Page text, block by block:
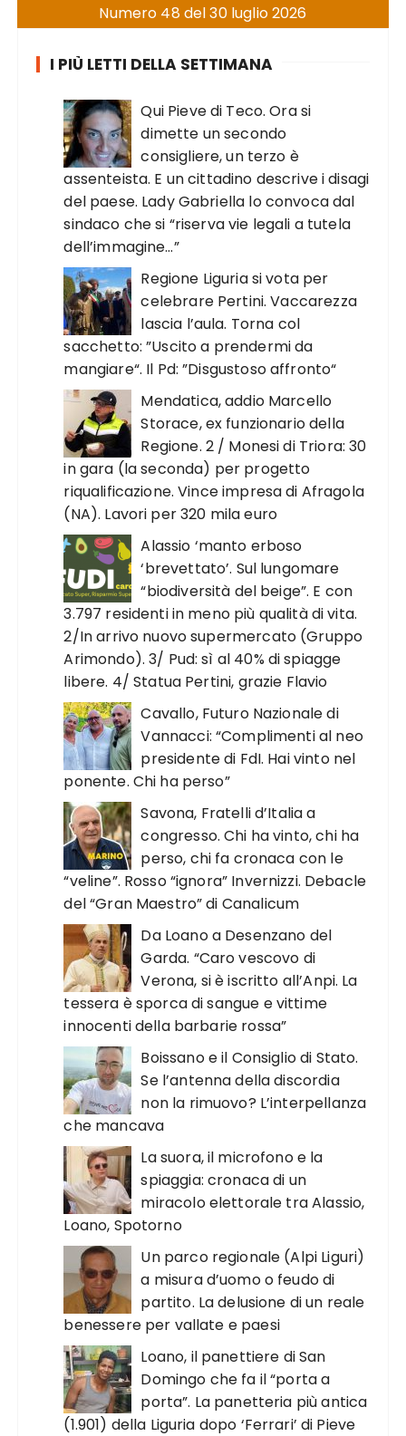
Numero 48 del 30 luglio 2026
I PIÙ LETTI DELLA SETTIMANA
Qui Pieve di Teco. Ora si
dimette un secondo
consigliere, un terzo è
assenteista. E un cittadino descrive i disagi
del paese. Lady Gabriella lo convoca dal
sindaco che si “riserva vie legali a tutela
dell’immagine…”
Regione Liguria si vota per
celebrare Pertini. Vaccarezza
lascia l’aula. Torna col
sacchetto: ”Uscito a prendermi da
mangiare“. Il Pd: ”Disgustoso affronto“
Mendatica, addio Marcello
Storace, ex funzionario della
Regione. 2 / Monesi di Triora: 30
in gara (la seconda) per progetto
riqualificazione. Vince impresa di Afragola
(NA). Lavori per 320 mila euro
Alassio ‘manto erboso
‘brevettato’. Sul lungomare
“biodiversità del beige”. E con
3.797 residenti in meno più qualità di vita.
2/In arrivo nuovo supermercato (Gruppo
Arimondo). 3/ Pud: sì al 40% di spiagge
libere. 4/ Statua Pertini, grazie Flavio
Cavallo, Futuro Nazionale di
Vannacci: “Complimenti al neo
presidente di FdI. Hai vinto nel
ponente. Chi ha perso”
Savona, Fratelli d’Italia a
congresso. Chi ha vinto, chi ha
perso, chi fa cronaca con le
“veline”. Rosso “ignora” Invernizzi. Debacle
del “Gran Maestro” di Canalicum
Da Loano a Desenzano del
Garda. “Caro vescovo di
Verona, si è iscritto all’Anpi. La
tessera è sporca di sangue e vittime
innocenti della barbarie rossa”
Boissano e il Consiglio di Stato.
Se l’antenna della discordia
non la rimuovo? L’interpellanza
che mancava
La suora, il microfono e la
spiaggia: cronaca di un
miracolo elettorale tra Alassio,
Loano, Spotorno
Un parco regionale (Alpi Liguri)
a misura d’uomo o feudo di
partito. La delusione di un reale
benessere per vallate e paesi
Loano, il panettiere di San
Domingo che fa il “porta a
porta”. La panetteria più antica
(1.901) della Liguria dopo ‘Ferrari’ di Pieve